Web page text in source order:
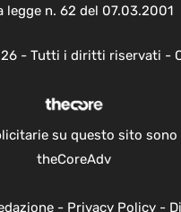
legge n. 62 del 07.03.2001
- Tutti i diritti riservati -
su questo sito sono
theCoreAdv
- Privacy Policy-